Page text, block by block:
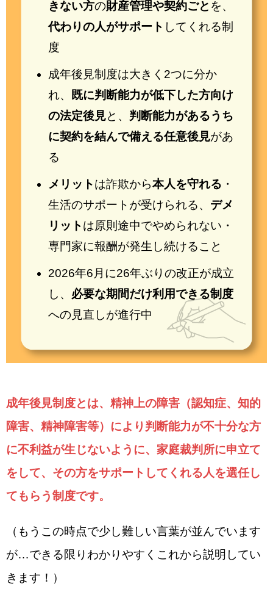
きない方の財産管理や契約ごと を、
代わりの人がサポート してくれる制
度
成年後見制度は大きく2つに分か
れ、
既に判断能力が低下した方向け
の法定後見と、 判断能力があるうち
に契約を結んで備える任意後見があ
る
メリットは詐欺から本人を守れる ・
生活のサポートが受けられる、 デメ
リットは原則途中でやめられない・
専門家に報酬が発生し続けること
2026年6月に26年ぶりの改正が成立
し、 必要な期間だけ利用できる制度
への見直しが進行中
成年後見制度とは、精神上の障害（認知症、知的
障害、精神障害等）により判断能力が不十分な方
に不利益が生じないように、家庭裁判所に申立て
をして、その方をサポートしてくれる人を選任し
てもらう制度です。
（もうこの時点で少し難しい言葉が並んでいます
が…できる限りわかりやすくこれから説明してい
きます！）